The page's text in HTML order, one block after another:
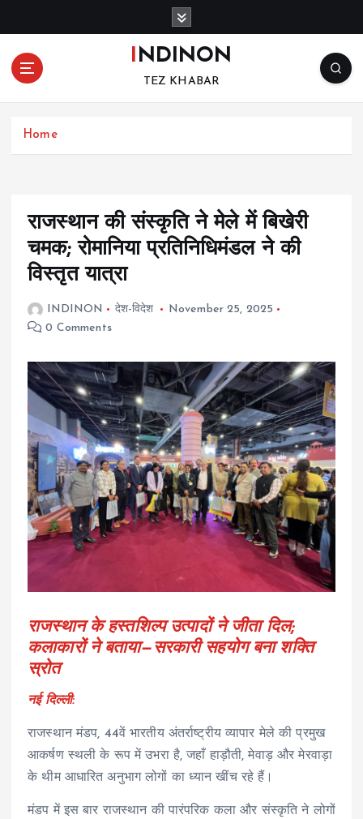
o
INDINON
TEZ KHABAR
Home
राजस्थान की संस्कृति ने मेले में बिखेरी
चमक; रोमानिया प्रतिनिधिमंडल ने की
विस्तृत यात्रा
INDINON देश-विदेश
November 25, 2025
0 Comments
राजस्थान के हस्तशिल्प उत्पादों ने जीता दिल;
कलाकारों ने बताया—सरकारी सहयोग बना शक्ति
स्रोत
नई दिल्ली:
राजस्थान मंडप, 44वें भारतीय अंतर्राष्ट्रीय व्यापार मेले की प्रमुख
आकर्षण स्थली के रूप में उभरा है, जहाँ हाड़ौती, मेवाड़ और मेरवाड़ा
के थीम आधारित अनुभाग लोगों का ध्यान खींच रहे हैं।
मंडप में इस बार राजस्थान की पारंपरिक कला और संस्कृति ने लोगों